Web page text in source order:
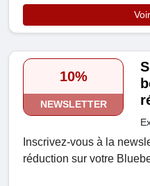
10%
NEWSLETTER
Inscrivez-vous à la
réduction sur votre